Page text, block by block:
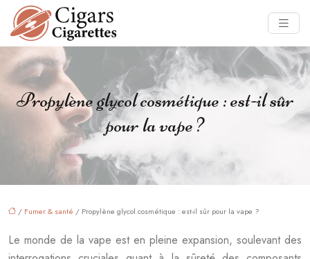
Propylène glycol cosmétique : est-il sûr
pour la vape ?
/ Fumer & santé / Propylène glycol cosmétique : est-il sûr pour la vape ?
Le monde de la vape est en pleine expansion, soulevant des